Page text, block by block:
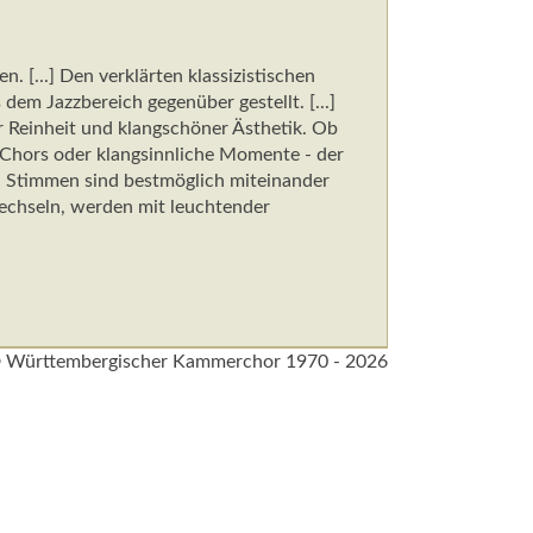
[...] Den verklärten klassizistischen
Jazzbereich gegenüber gestellt. [...]
und klangschöner Ästhetik. Ob
oder klangsinnliche Momente - der
sind bestmöglich miteinander
werden mit leuchtender
Kammerchor 1970 - 2026